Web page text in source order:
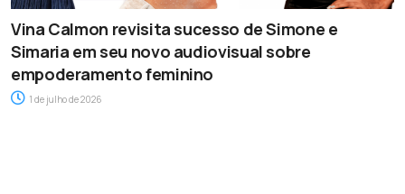
Vina Calmon revisita sucesso de Simone e
Simaria em seu novo audiovisual sobre
empoderamento feminino
1 de julho de 2026